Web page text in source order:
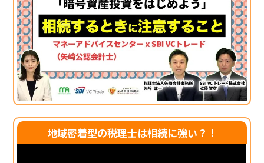
地域密着型の税理士は相続に強い？！